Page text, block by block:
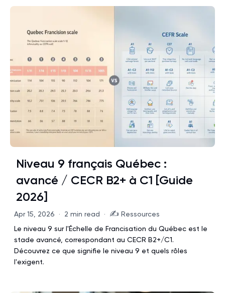
Niveau 9 français Québec :
avancé / CECR B2+ à C1 [Guide
2026]
Apr 15, 2026 · 2 min read · ✍️ Ressources
Le niveau 9 sur l'Échelle de Francisation du Québec est le
stade avancé, correspondant au CECR B2+/C1.
Découvrez ce que signifie le niveau 9 et quels rôles
l'exigent.